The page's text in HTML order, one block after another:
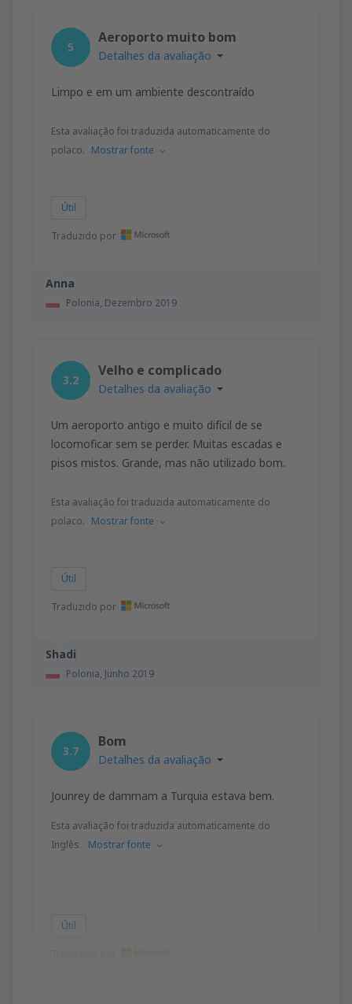
Anna
Polonia, Dezembro 2019
5
Aeroporto muito bom
Detalhes da avaliação
Limpo e em um ambiente descontraído
Esta avaliação foi traduzida automaticamente do
polaco. Mostrar fonte
Útil
Traduzido por
Shadi
Polonia, Junho 2019
3.2
Velho e complicado
Detalhes da avaliação
Um aeroporto antigo e muito difícil de se
locomoficar sem se perder. Muitas escadas e
pisos mistos. Grande, mas não utilizado bom.
Esta avaliação foi traduzida automaticamente do
polaco. Mostrar fonte
Útil
Traduzido por
3.7
Bom
Detalhes da avaliação
Jounrey de dammam a Turquia estava bem.
Esta avaliação foi traduzida automaticamente do
Inglês. Mostrar fonte
Útil